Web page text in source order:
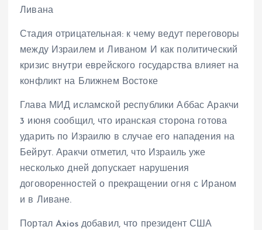
Стадия отрицательная: к чему ведут переговоры
между Израилем и Ливаном И как политический
кризис внутри еврейского государства влияет на
конфликт на Ближнем Востоке
Глава МИД исламской республики Аббас Аракчи
3 июня сообщил, что иранская сторона готова
ударить по Израилю в случае его нападения на
Бейрут. Аракчи отметил, что Израиль уже
несколько дней допускает нарушения
договоренностей о прекращении огня с Ираном
и в Ливане.
Портал Axios добавил, что президент США